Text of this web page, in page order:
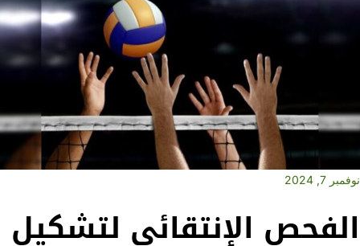
نوفمبر 7, 2024
الفحص الإنتقائي لتشكيل